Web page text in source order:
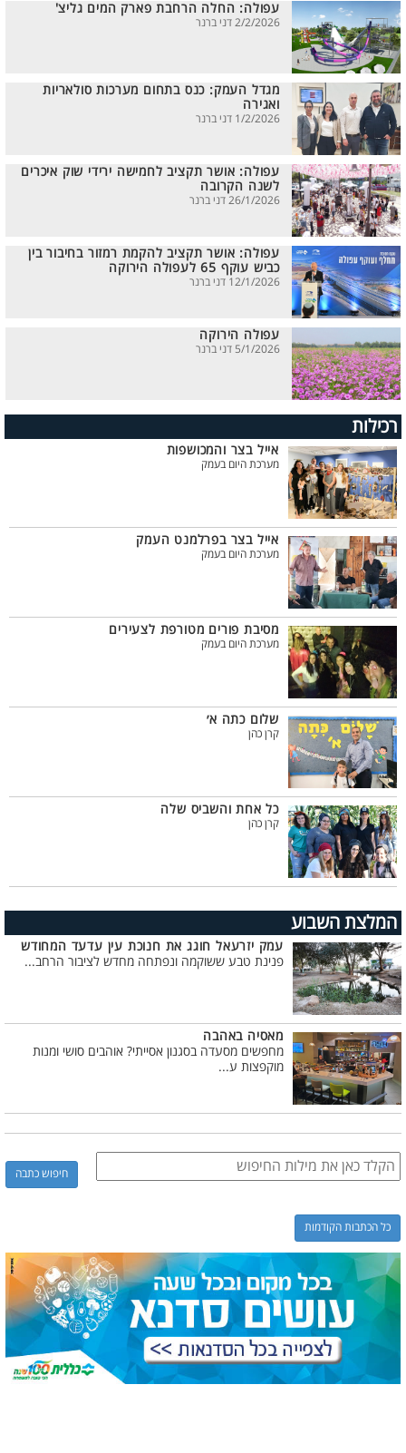
עפולה: החלה הרחבת פארק המים גליצ'
2/2/2026 דני ברנר
מגדל העמק: כנס בתחום מערכות סולאריות
ואגירה
1/2/2026 דני ברנר
עפולה: אושר תקציב לחמישה ירידי שוק איכרים
לשנה הקרובה
26/1/2026 דני ברנר
עפולה: אושר תקציב להקמת רמזור בחיבור בין
כביש עוקף 65 לעפולה הירוקה
12/1/2026 דני ברנר
עפולה הירוקה
5/1/2026 דני ברנר
רכילות
אייל בצר והמכושפות
מערכת היום בעמק
אייל בצר בפרלמנט העמק
מערכת היום בעמק
מסיבת פורים מטורפת לצעירים
מערכת היום בעמק
שלום כתה א׳
קרן כהן
כל אחת והשביס שלה
קרן כהן
המלצת השבוע
עמק יזרעאל חוגג את חנוכת עין עדעד המחודש
פנינת טבע ששוקמה ונפתחה מחדש לציבור הרחב...
מאסיה באהבה
מחפשים מסעדה בסגנון אסייתי? אוהבים סושי ומנות
מוקפצות ע...
כל הכתבות הקודמות